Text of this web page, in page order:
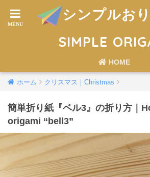
シンプルお
SIMPLE
HOME
ホーム クリスマス｜Christmas
簡単折り紙『ベル3』の折り方｜
origami “bell3”